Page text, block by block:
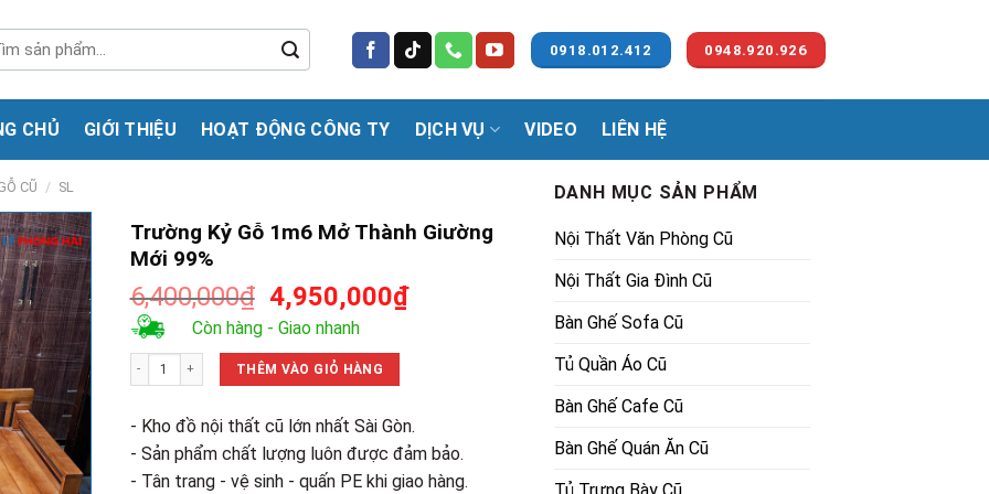
0918.012.412 0948.920.926
CHỦ GIỚI THIỆU HOẠT ĐỘNG CÔNG TY DỊCH VỤ VIDEO LIÊN HỆ
CŨ / SL
Trường Kỷ Gỗ 1m6 Mở Thành Giường
Mới 99%
6,400,000₫ Giá
gốc
là:
6,400,000₫.
4,950,000₫Giá
Còn hàng - Giao nhanh
Trường Kỷ Gỗ 1m6 Mở Thành Giường Mới 99% số lượng
THÊM VÀO GIỎ HÀNG
- Kho đồ nội thất cũ lớn nhất Sài Gòn.
- Sản phẩm chất lượng luôn được đảm bảo.
- Tân trang - vệ sinh - quấn PE khi giao hàng.
DANH MỤC SẢN PHẨM
Nội Thất Văn Phòng Cũ
Nội Thất Gia Đình Cũ
Bàn Ghế Sofa Cũ
Tủ Quần Áo Cũ
Bàn Ghế Cafe Cũ
Bàn Ghế Quán Ăn Cũ
Tủ Trưng Bày Cũ